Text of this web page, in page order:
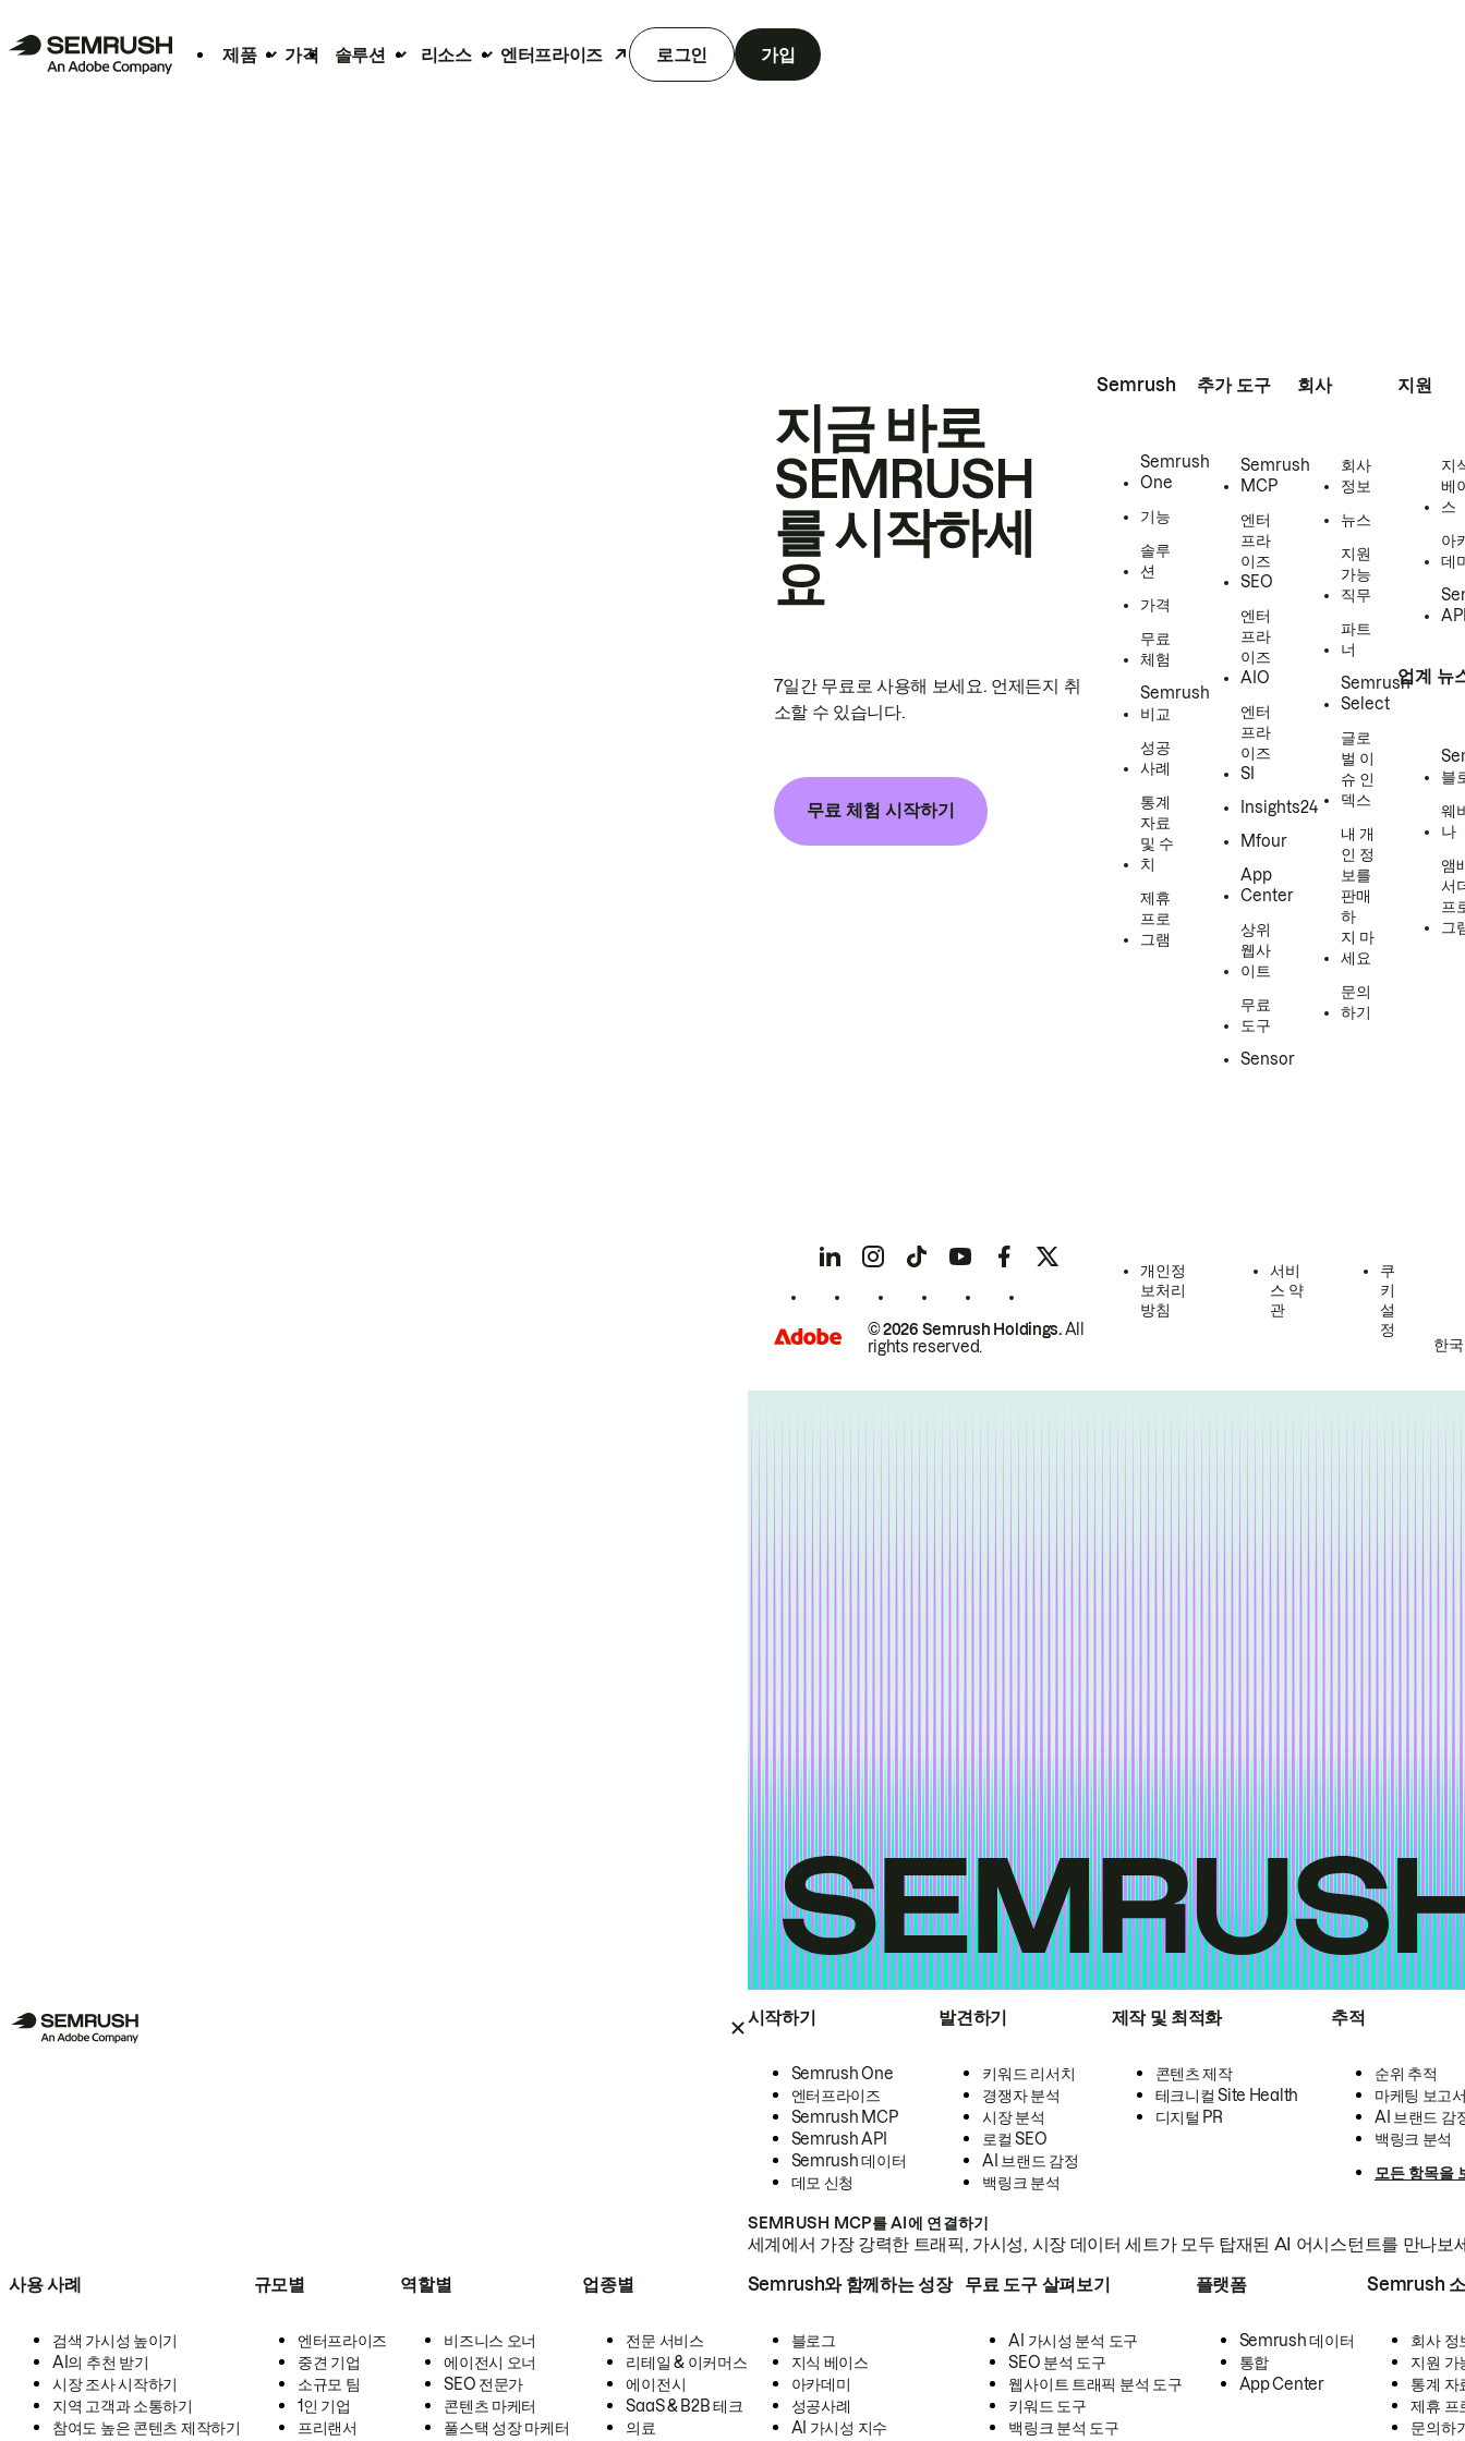
제품 가격 솔루션 리소스 엔터프라이즈 로그인 가입
시작하기
Semrush One
엔터프라이즈
Semrush MCP
Semrush API
Semrush 데이터
데모 신청
발견하기
키워드 리서치
경쟁자 분석
시장 분석
로컬 SEO
AI 브랜드 감정
백링크 분석
제작 및 최적화
콘텐츠 제작
테크니컬 Site Health
디지털 PR
추적
순위 추적
마케팅 보고
AI 브랜드 감
백링크 분석
모든 항목을
SEMRUSH MCP를 AI에 연결하기
세계에서 가장 강력한 트래픽, 가시성, 시장 데이터 세트가 모두 탑재된 AI 어시스턴트를 만나보
사용 사례
검색 가시성 높이기
AI의 추천 받기
시장 조사 시작하기
지역 고객과 소통하기
참여도 높은 콘텐츠 제작하기
규모별
엔터프라이즈
중견 기업
소규모 팀
1인 기업
프리랜서
역할별
비즈니스 오너
에이전시 오너
SEO 전문가
콘텐츠 마케터
풀스택 성장 마케터
업종별
전문 서비스
리테일 & 이커머스
에이전시
SaaS & B2B 테크
의료
Semrush와 함께하는 성장
블로그
지식 베이스
아카데미
성공사례
AI 가시성 지수
무료 도구 살펴보기
AI 가시성 분석 도구
SEO 분석 도구
웹사이트 트래픽 분석 도구
키워드 도구
백링크 분석 도구
플랫폼
Semrush 데이터
통합
App Center
Semrush
회사 정
지원 가
통계 자
제휴 프
문의하
지금 바로
SEMRUSH
를 시작하세
요
7일간 무료로 사용해 보세요. 언제든지 취
소할 수 있습니다.
무료 체험 시작하기
Semrush
Semrush
One
기능
솔루
션
가격
무료
체험
Semrush
비교
성공
사례
통계
자료
및 수
치
제휴
프로
그램
추가 도구
Semrush
MCP
엔터
프라
이즈
SEO
엔터
프라
이즈
AIO
엔터
프라
이즈
SI
Insights24
Mfour
App
Center
상위
웹사
이트
무료
도구
Sensor
회사
회사
정보
뉴스
지원
가능
직무
파트
너
Semrush
Select
글로
벌 이
슈 인
덱스
내 개
인 정
보를
판매
하
지 마
세요
문의
하기
지원
지
베
스
아
데
업계 뉴
블
웨
나
앰
서
프
그
© 2026 Semrush Holdings.All
rights reserved.
개인정
보처리
방침
서비
스 약
관
쿠
키
설
정
한